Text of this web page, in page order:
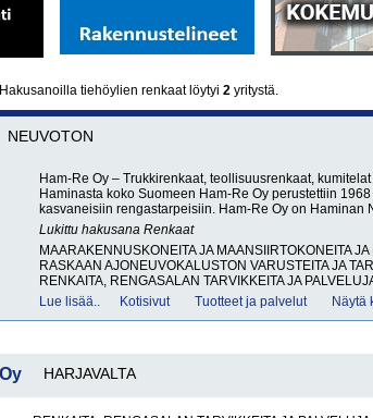
Hakusanoilla tiehöylien renkaat löytyi 2 yritystä.
NEUVOTON
Ham-Re Oy – Trukkirenkaat, teollisuusrenkaat,
Haminasta koko Suomeen Ham-Re Oy perustettiin
kasvaneisiin rengastarpeisiin. Ham-Re Oy on Haminan
Lukittu hakusana Renkaat
MAARAKENNUSKONEITA JA MAANSIIRTOKONEITA
RASKAAN AJONEUVOKALUSTON VARUSTEITA JA
RENKAITA, RENGASALAN TARVIKKEITA JA
Lue lisää..
Kotisivut Tuotteet ja palvelut Näytä
HARJAVALTA